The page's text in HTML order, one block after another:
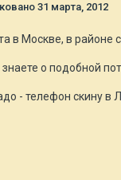
31 марта, 2012
в Москве, в районе
о подобной
- телефон скину в